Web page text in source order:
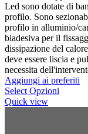
Led sono dotate di
profilo. Sono
profilo in alluminio/
biadesiva per il
dissipazione del
deve essere liscia e
necessita
Aggiungi ai preferiti
Select Opzioni
Quick view